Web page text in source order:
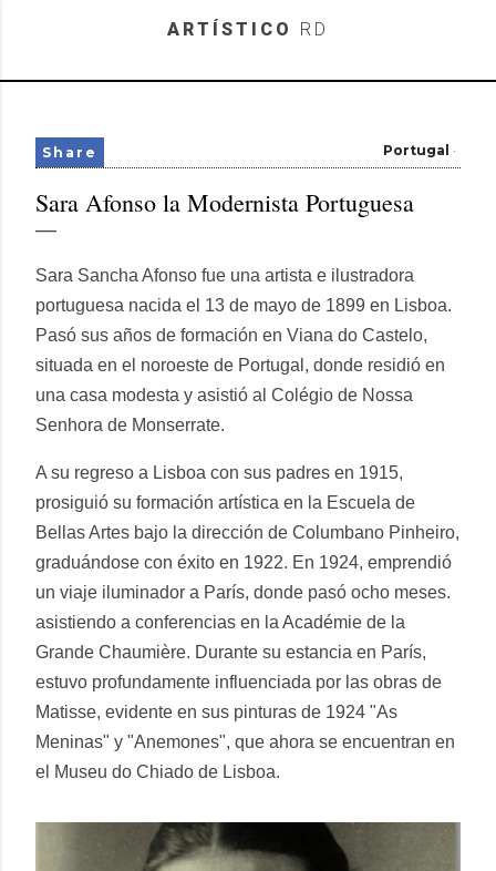
Skip to main content
ARTÍSTICO RD
Portugal
Share
Sara Afonso la Modernista Portuguesa
Sara Sancha Afonso fue una artista e ilustradora
portuguesa nacida el 13 de mayo de 1899 en Lisboa.
Pasó sus años de formación en Viana do Castelo,
situada en el noroeste de Portugal, donde residió en
una casa modesta y asistió al Colégio de Nossa
Senhora de Monserrate.
A su regreso a Lisboa con sus padres en 1915,
prosiguió su formación artística en la Escuela de
Bellas Artes bajo la dirección de Columbano Pinheiro,
graduándose con éxito en 1922. En 1924, emprendió
un viaje iluminador a París, donde pasó ocho meses.
asistiendo a conferencias en la Académie de la
Grande Chaumière. Durante su estancia en París,
estuvo profundamente influenciada por las obras de
Matisse, evidente en sus pinturas de 1924 "As
Meninas" y "Anemones", que ahora se encuentran en
el Museu do Chiado de Lisboa.